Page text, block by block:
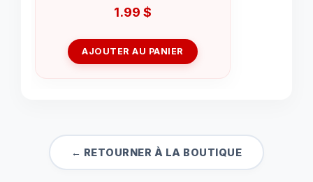
1.99 $
AJOUTER AU PANIER
← RETOURNER À LA BOUTIQUE